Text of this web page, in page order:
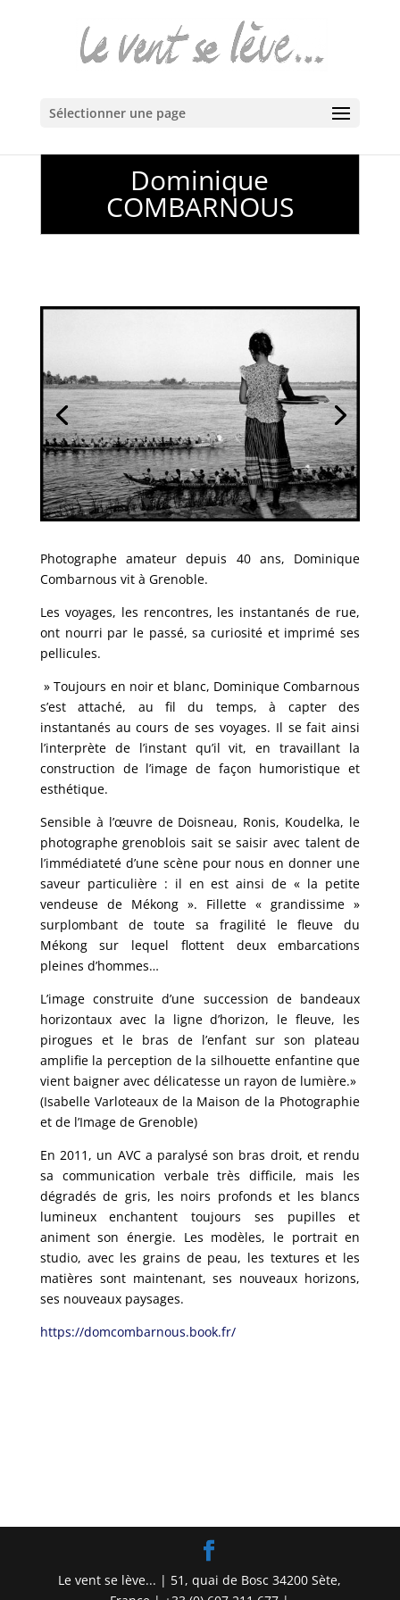
Sélectionner une page
Dominique
COMBARNOUS
Photographe amateur depuis 40 ans, Dominique
Combarnous vit à Grenoble.
Les voyages, les rencontres, les instantanés de rue,
ont nourri par le passé, sa curiosité et imprimé ses
pellicules.
» Toujours en noir et blanc, Dominique Combarnous
s’est attaché, au fil du temps, à capter des
instantanés au cours de ses voyages. Il se fait ainsi
l’interprète de l’instant qu’il vit, en travaillant la
construction de l’image de façon humoristique et
esthétique.
Sensible à l’œuvre de Doisneau, Ronis, Koudelka, le
photographe grenoblois sait se saisir avec talent de
l’immédiateté d’une scène pour nous en donner une
saveur particulière : il en est ainsi de « la petite
vendeuse de Mékong ». Fillette « grandissime »
surplombant de toute sa fragilité le fleuve du
Mékong sur lequel flottent deux embarcations
pleines d’hommes…
L’image construite d’une succession de bandeaux
horizontaux avec la ligne d’horizon, le fleuve, les
pirogues et le bras de l’enfant sur son plateau
amplifie la perception de la silhouette enfantine que
vient baigner avec délicatesse un rayon de lumière.»
(Isabelle Varloteaux de la Maison de la Photographie
et de l’Image de Grenoble)
En 2011, un AVC a paralysé son bras droit, et rendu
sa communication verbale très difficile, mais les
dégradés de gris, les noirs profonds et les blancs
lumineux enchantent toujours ses pupilles et
animent son énergie. Les modèles, le portrait en
studio, avec les grains de peau, les textures et les
matières sont maintenant, ses nouveaux horizons,
ses nouveaux paysages.
https://domcombarnous.book.fr/
Le vent se lève... | 51, quai de Bosc 34200 Sète,